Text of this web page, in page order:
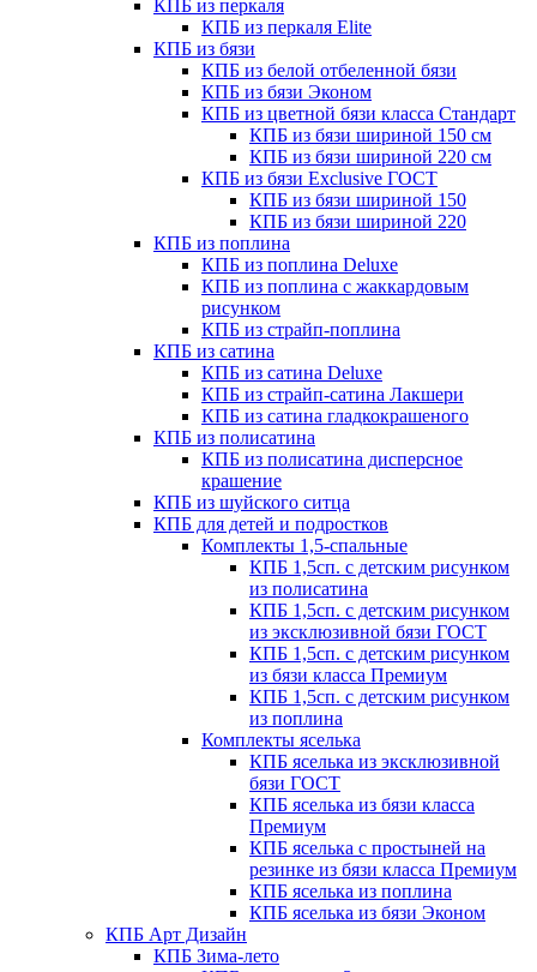
КПБ из перкаля
КПБ из перкаля Elite
КПБ из бязи
КПБ из белой отбеленной бязи
КПБ из бязи Эконом
КПБ из цветной бязи класса Стандарт
КПБ из бязи шириной 150 см
КПБ из бязи шириной 220 см
КПБ из бязи Exclusive ГОСТ
КПБ из бязи шириной 150
КПБ из бязи шириной 220
КПБ из поплина
КПБ из поплина Deluxe
КПБ из поплина с жаккардовым
рисунком
КПБ из страйп-поплина
КПБ из сатина
КПБ из сатина Deluxe
КПБ из страйп-сатина Лакшери
КПБ из сатина гладкокрашеного
КПБ из полисатина
КПБ из полисатина дисперсное
крашение
КПБ из шуйского ситца
КПБ для детей и подростков
Комплекты 1,5-спальные
КПБ 1,5сп. с детским рисунком
из полисатина
КПБ 1,5сп. с детским рисунком
из эксклюзивной бязи ГОСТ
КПБ 1,5сп. с детским рисунком
из бязи класса Премиум
КПБ 1,5сп. с детским рисунком
из поплина
Комплекты яселька
КПБ яселька из эксклюзивной
бязи ГОСТ
КПБ яселька из бязи класса
Премиум
КПБ яселька с простыней на
резинке из бязи класса Премиум
КПБ яселька из поплина
КПБ яселька из бязи Эконом
КПБ Арт Дизайн
КПБ Зима-лето